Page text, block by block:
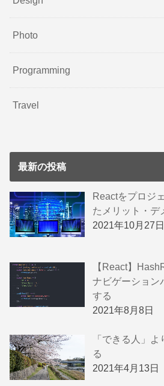
Photo
Programming
Travel
最新の投稿
Reactをプロジ
たメリット・デ
2021年10月27日
【React】
ナビゲーション
する
2021年8月8日
「できる人」
る
2021年4月13日